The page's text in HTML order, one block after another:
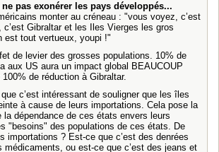
pas exonérer les pays développés...
monter au créneau : "vous voyez, c’est
c’est Gibraltar et les Iles Vierges les gros
est tout vertueux, youpi !"
de levier des grosses populations. 10% de
aux US aura un impact global BEAUCOUP
de réduction à Gibraltar.
c’est intéressant de souligner que les îles
à cause de leurs importations. Cela pose la
la dépendance de ces états envers leurs
"besoins" des populations de ces états. De
importations ? Est-ce que c’est des denrées
médicaments, ou est-ce que c’est des jeans et